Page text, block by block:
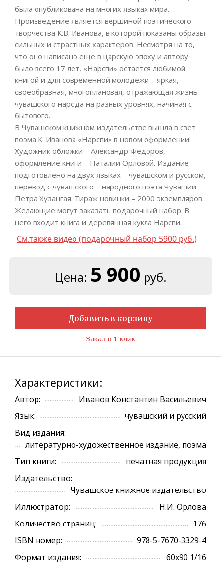
была опубликована на многих языках мира.
Произведение является вершиной поэтического
творчества К.В. Иванова, в которой показаны образы
сильных и страстных характеров. Несмотря на то,
что оно написано еще в царскую эпоху и автору
было всего 17 лет, «Нарспи» остается любимой
книгой и для современной молодежи – яркая,
своеобразная, многоплановая, отражающая жизнь
чувашского народа на разных уровнях, начиная с
бытового.
В Чувашском книжном издательстве вышла в свет
поэма К. Иванова «Нарспи» в новом оформлении.
Художник обложки – Александр Федоров,
оформление книги – Наталии Орловой. Издание
подготовлено на двух языках – чувашском и русском,
перевод с чувашского – народного поэта Чувашии
Петра Хузангая. Тираж новинки – 2000 экземпляров.
Желающие могут заказать подарочный набор. В
него входит книга и деревянная кукла Нарспи.
См.также видео (подарочный набор 5900 руб.)
Цена: 5 900 руб.
Добавить в корзину
Заказ в 1 клик
Характеристики:
Автор:
Иванов Константин Васильевич
Язык:
чувашский и русский
Вид издания:
литературно-художественное издание, поэма
Тип книги:
печатная продукция
Издательство:
Чувашское книжное издательство
Иллюстратор:
Н.И. Орлова
Количество страниц:
176
ISBN номер:
978-5-7670-3329-4
Формат издания:
60х90 1/16